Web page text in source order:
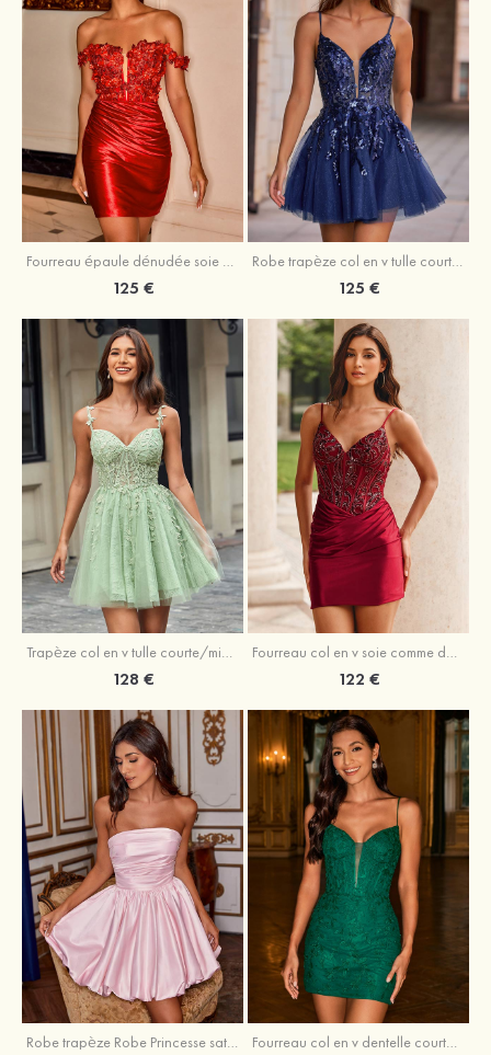
Fourreau épaule dénudée soie comme du satin courte/mini robe de fête de la rentrée
125 €
Robe trapèze col en v tulle courte/mini robe de fête de la rentrée avec poches paillettes
125 €
128 € 122 €
Robe trapèze Robe Princesse satin sans manches courte/mini robe de fête de la rentrée Fourreau col en v dentelle courte/mini robe de fête de la rentré avec perles